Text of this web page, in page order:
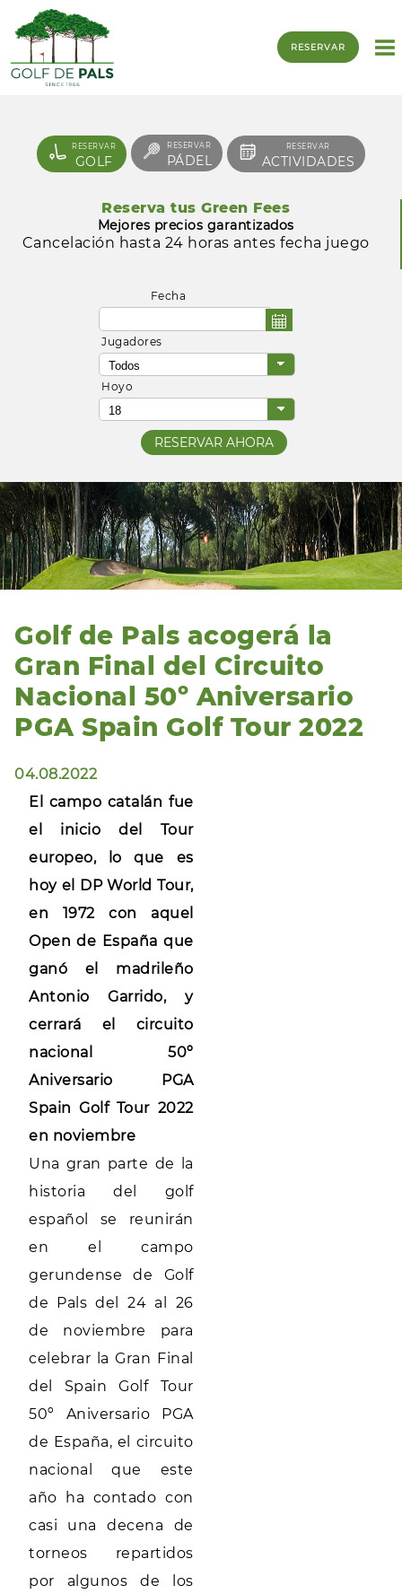
RESERVAR
RESERVAR
GOLF
RESERVAR
PÁDEL
RESERVAR
ACTIVIDADES
Reserva tus Green Fees
Mejores precios garantizados
Cancelación hasta 24 horas antes fecha juego
Fecha
Jugadores
Hoyo
Golf de Pals acogerá la
Gran Final del Circuito
Nacional 50º Aniversario
PGA Spain Golf Tour 2022
04.08.2022
El campo catalán fue
el inicio del Tour
europeo, lo que es
hoy el DP World Tour,
en 1972 con aquel
Open de España que
ganó el madrileño
Antonio Garrido, y
cerrará el circuito
nacional 50º
Aniversario PGA
Spain Golf Tour 2022
en noviembre
Una gran parte de la
historia del golf
español se reunirán
en el campo
gerundense de Golf
de Pals del 24 al 26
de noviembre para
celebrar la Gran Final
del Spain Golf Tour
50º Aniversario PGA
de España, el circuito
nacional que este
año ha contado con
casi una decena de
torneos repartidos
por algunos de los